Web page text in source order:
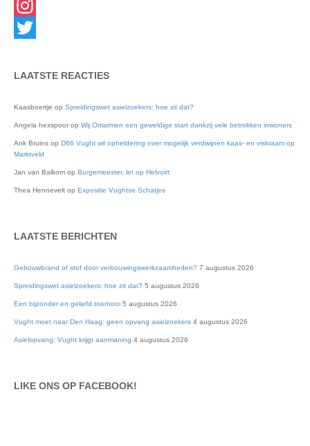
Facebook
Instagram
LAATSTE REACTIES
Kaasboertje op Spreidingswet asielzoekers: hoe zit dat?
Angela hexspoor op Wij Omarmen een geweldige start dankzij vele betrokken inwoners
Ank Bruins op D66 Vught wil opheldering over mogelijk verdwijnen kaas- en viskraam op
Marktveld
Jan van Balkom op Burgemeester, let op Helvoirt
Thea Hennevelt op Expositie Vughtse Schatjes
LAATSTE BERICHTEN
Gebouwbrand of stof door verbouwingswerkzaamheden? 7 augustus 2026
Spreidingswet asielzoekers: hoe zit dat? 5 augustus 2026
Een bijzonder en geliefd toernooi 5 augustus 2026
Vught moet naar Den Haag: geen opvang asielzoekers 4 augustus 2026
Asielopvang: Vught krijgt aanmaning 4 augustus 2026
LIKE ONS OP FACEBOOK!